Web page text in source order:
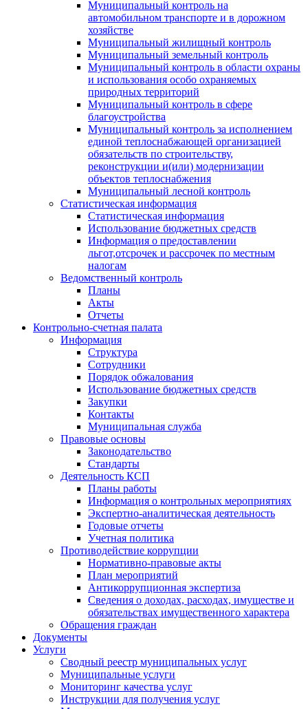
Муниципальный контроль на
автомобильном транспорте и в дорожном
хозяйстве
Муниципальный жилищный контроль
Муниципальный земельный контроль
Муниципальный контроль в области охраны
и использования особо охраняемых
природных территорий
Муниципальный контроль в сфере
благоустройства
Муниципальный контроль за исполнением
единой теплоснабжающей организацией
обязательств по строительству,
реконструкции и(или) модернизации
объектов теплоснабжения
Муниципальный лесной контроль
Статистическая информация
Статистическая информация
Использование бюджетных средств
Информация о предоставлении
льгот,отсрочек и рассрочек по местным
налогам
Ведомственный контроль
Планы
Акты
Отчеты
Контрольно-счетная палата
Информация
Структура
Сотрудники
Порядок обжалования
Использование бюджетных средств
Закупки
Контакты
Муниципальная служба
Правовые основы
Законодательство
Стандарты
Деятельность КСП
Планы работы
Информация о контрольных мероприятиях
Экспертно-аналитическая деятельность
Годовые отчеты
Учетная политика
Противодействие коррупции
Нормативно-правовые акты
План мероприятий
Антикоррупционная экспертиза
Сведения о доходах, расходах, имуществе и
обязательствах имущественного характера
Обращения граждан
Документы
Услуги
Сводный реестр муниципальных услуг
Муниципальные услуги
Мониторинг качества услуг
Инструкции для получения услуг